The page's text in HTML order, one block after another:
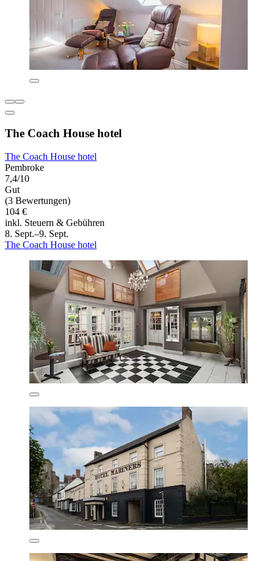
The Coach House hotel
The Coach House hotel
Pembroke
7,4/10
Gut
(3 Bewertungen)
104 €
inkl. Steuern & Gebühren
8. Sept.–9. Sept.
The Coach House hotel